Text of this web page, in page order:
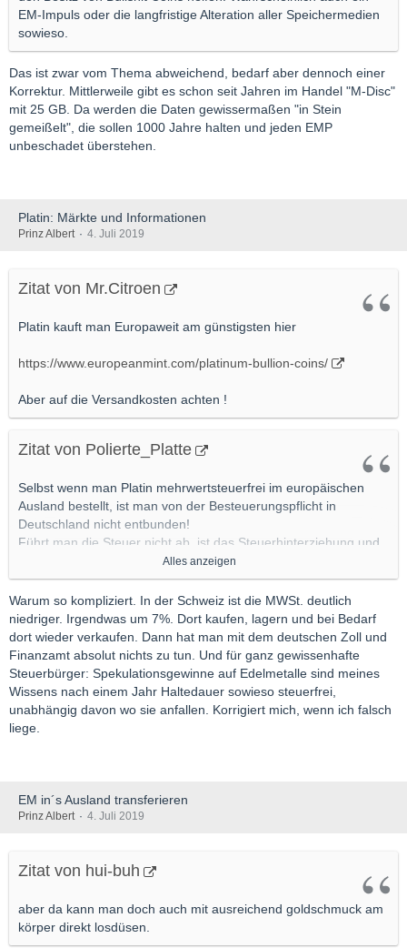
EM-Impuls oder die langfristige Alteration aller Speichermedien
sowieso.
Das ist zwar vom Thema abweichend, bedarf aber dennoch einer
Korrektur. Mittlerweile gibt es schon seit Jahren im Handel "M-Disc"
mit 25 GB. Da werden die Daten gewissermaßen "in Stein
gemeißelt", die sollen 1000 Jahre halten und jeden EMP
unbeschadet überstehen.
Platin: Märkte und Informationen
Prinz Albert 4. Juli 2019
Zitat von Mr.Citroen
Platin kauft man Europaweit am günstigsten hier
https://www.europeanmint.com/platinum-bullion-coins/
Aber auf die Versandkosten achten !
Zitat von Polierte_Platte
Selbst wenn man Platin mehrwertsteuerfrei im europäischen
Ausland bestellt, ist man von der Besteuerungspflicht in
Deutschland nicht entbunden!
Führt man die Steuer nicht ab, ist das Steuerhinterziehung und
kann noch sehr lange verfolgt und bestraft werden.
Mir stellt sich in diesem Zusammenhang auch die Frage, wie
bzw. wo man Platinmünzen zu guten Preisen wieder verkaufen
kann und ob man beim Verkauf dann mittels Rechnung
nachweisen muss, dass man das Platin selbst gekauft hat, es
sich also nicht um Hehlerware handelt.
Beim Auslandskauf müsste dann eigentlich zusätzlich auch noch
ein Nachweis darüber verlangt und erbracht werden, dass man
Hat jemand Erfahrungen mit dem Verkauf von Platinmünzen und
Alles anzeigen
Warum so kompliziert. In der Schweiz ist die MWSt. deutlich
niedriger. Irgendwas um 7%. Dort kaufen, lagern und bei Bedarf
dort wieder verkaufen. Dann hat man mit dem deutschen Zoll und
Finanzamt absolut nichts zu tun. Und für ganz gewissenhafte
Steuerbürger: Spekulationsgewinne auf Edelmetalle sind meines
Wissens nach einem Jahr Haltedauer sowieso steuerfrei,
unabhängig davon wo sie anfallen. Korrigiert mich, wenn ich falsch
liege.
EM in´s Ausland transferieren
Prinz Albert 4. Juli 2019
Zitat von hui-buh
aber da kann man doch auch mit ausreichend goldschmuck am
körper direkt losdüsen.